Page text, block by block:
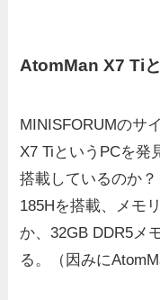
AtomMan X7 Ti
MINISFORUMのサ
X7 TiというPCを発
搭載しているのか
185Hを搭載、メモ
か、32GB DDR5メ
る。（因みに